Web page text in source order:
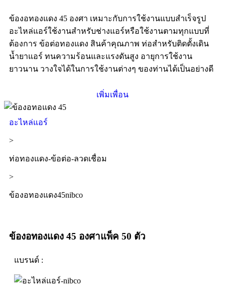
ข้องอทองแดง 45 องศา เหมาะกับการใช้งานแบบสำเร็จรูป
อะไหล่แอร์ใช้งานสำหรับช่างแอร์หรือใช้งานตามทุกแบบที่
ต้องการ ข้อต่อทองแดง สินค้าคุณภาพ ท่อสำหรับติดตั้งเดิน
น้ำยาแอร์ ทนความร้อนและแรงดันสูง อายุการใช้งาน
ยาวนาน วางใจได้ในการใช้งานต่างๆ ของท่านได้เป็นอย่างดี
เพิ่มเพื่อน
อะไหล่แอร์
>
ท่อทองแดง-ข้อต่อ-ลวดเชื่อม
>
ข้องอทองแดง45nibco
ข้องอทองแดง 45 องศาแพ็ค 50 ตัว
แบรนด์ :